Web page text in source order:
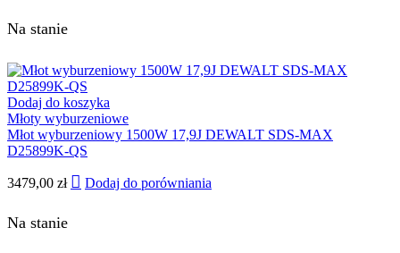
Na stanie
Dodaj do koszyka
Młoty wyburzeniowe
Młot wyburzeniowy 1500W 17,9J DEWALT SDS-MAX
D25899K-QS
3479,00 zł Dodaj do porówniania
Na stanie